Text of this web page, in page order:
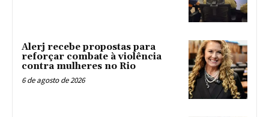
Alerj recebe propostas para
reforçar combate à violência
contra mulheres no Rio
6 de agosto de 2026